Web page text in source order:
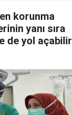
korunma
yanı sıra
de yol açabilir